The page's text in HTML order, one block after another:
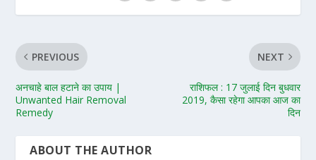
PREVIOUS
अनचाहे बाल हटाने का उपाय |
Unwanted Hair Removal
Remedy
NEXT
राशिफल : 17 जुलाई दिन बुधवार
2019, कैसा रहेगा आपका आज का
दिन
ABOUT THE AUTHOR